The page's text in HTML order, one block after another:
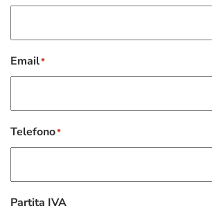
Email*
Telefono*
Partita IVA